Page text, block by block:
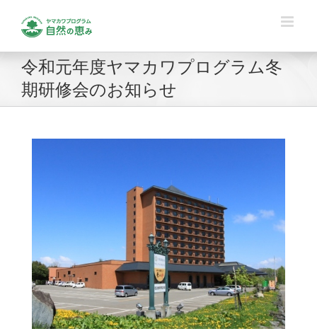
content
令和元年度ヤマカワプログラム冬
期研修会のお知らせ